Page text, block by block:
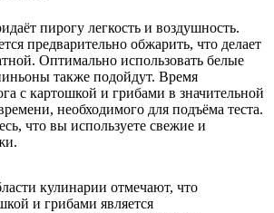
пирогу легкость и воздушность.
предварительно обжарить, что делает
Оптимально использовать белые
также подойдут. Время
с картошкой и грибами в значительной
необходимого для подъёма теста.
что вы используете свежие и
кулинарии отмечают, что
и грибами является